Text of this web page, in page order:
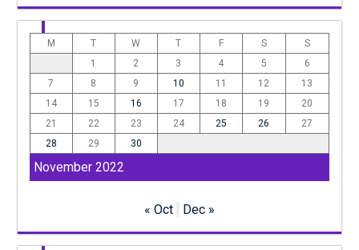
November 2022
M T W T F S
S
1
2 3 4 5
6
7
8 9 10 11 12
13
14
15 16 17 18 19
20
21
22 23 24 25 26
27
28
29 30
« Oct Dec »